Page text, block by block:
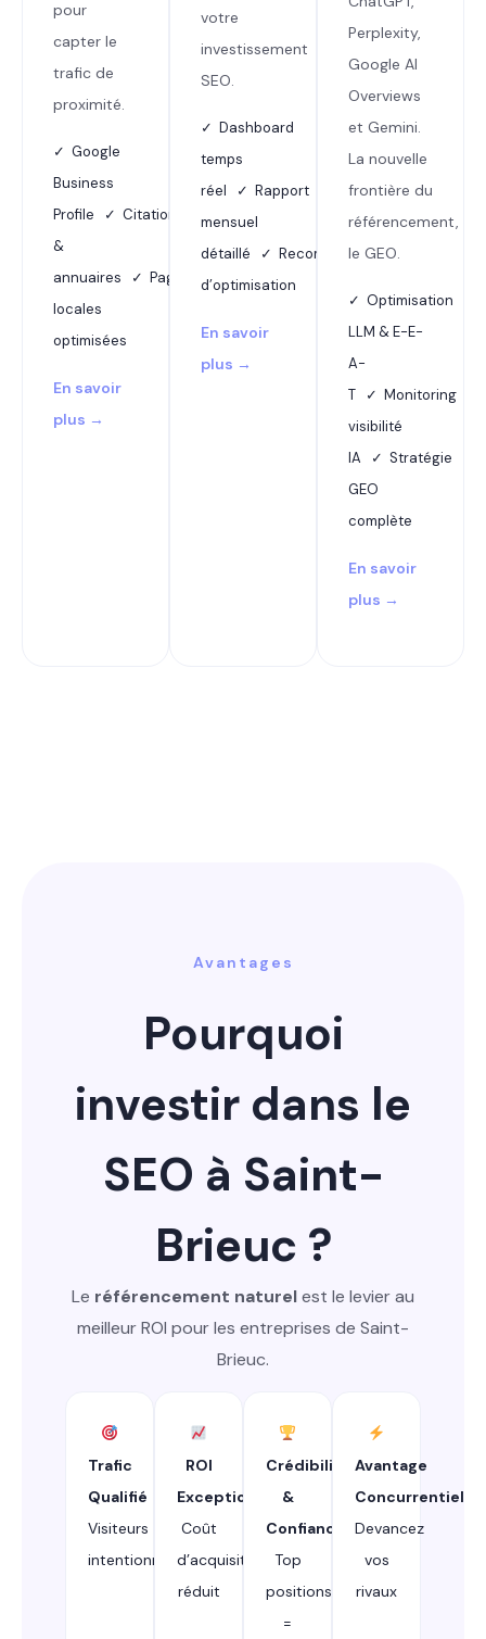
pour
capter le
trafic de
proximité.
✓ Google
Business
Profile ✓ Citations
&
annuaires ✓ Pages
locales
optimisées
En savoir
plus →
votre
investissement
SEO.
✓ Dashboard
temps
réel ✓ Rapport
mensuel
détaillé ✓ Recommandations
d’optimisation
En savoir
plus →
Perplexity,
Google AI
Overviews
et Gemini.
La nouvelle
frontière du
référencement,
le GEO.
✓ Optimisation
LLM & E-E-
A-
T ✓ Monitoring
visibilité
IA ✓ Stratégie
GEO
complète
En savoir
plus →
Avantages
Pourquoi
investir dans le
SEO à Saint-
Brieuc ?
Le référencement naturelest le levier au
meilleur ROI pour les entreprises de Saint-
Brieuc.
Trafic
Qualifié
Visiteurs
intentionnistes
ROI
Exceptionnel
Coût
d’acquisition
réduit
Crédibilité
&
Confiance
Top
positions
=
Avantage
Concurrentiel
Devancez
vos
rivaux